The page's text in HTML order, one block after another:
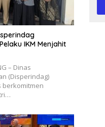
IKM Menjahit
– Dinas
(Disperindag)
berkomitmen